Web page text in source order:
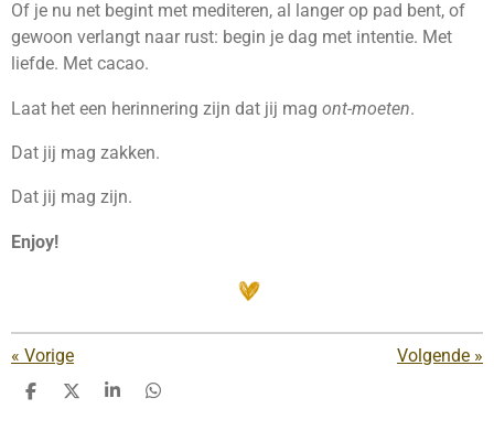
Of je nu net begint met mediteren, al langer op pad bent, of
gewoon verlangt naar rust: begin je dag met intentie. Met
liefde. Met cacao.
Laat het een herinnering zijn dat jij mag ont-moeten.
Dat jij mag zakken.
Dat jij mag zijn.
Enjoy!
« Vorige Volgende »
D
D
S
D